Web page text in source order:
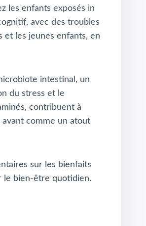
les enfants exposés in
avec des troubles
et les jeunes enfants, en
intestinal, un
du stress et le
contribuent à
comme un atout
sur les bienfaits
le bien-être quotidien.